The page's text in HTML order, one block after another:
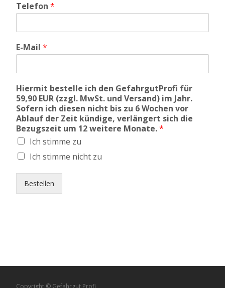
Telefon *
E-Mail *
Hiermit bestelle ich den GefahrgutProfi für
59,90 EUR (zzgl. MwSt. und Versand) im Jahr.
Sofern ich diesen nicht bis zu 6 Wochen vor
Ablauf der Zeit kündige, verlängert sich die
Bezugszeit um 12 weitere Monate.*
Ich stimme zu
Ich stimme nicht zu
Bestellen
Copyright © Gefahrgut Profi